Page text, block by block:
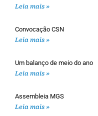
Leia mais »
Convocação CSN
Leia mais »
Um balanço de meio do ano
Leia mais »
Assembleia MGS
Leia mais »